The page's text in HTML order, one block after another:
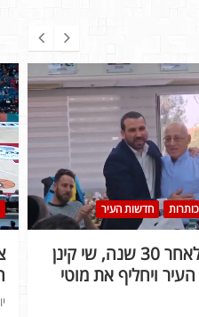
חדשות העיר
מהפך בחולון: לאחר 30 שנה, שי קינן
ויחליף את מוטי